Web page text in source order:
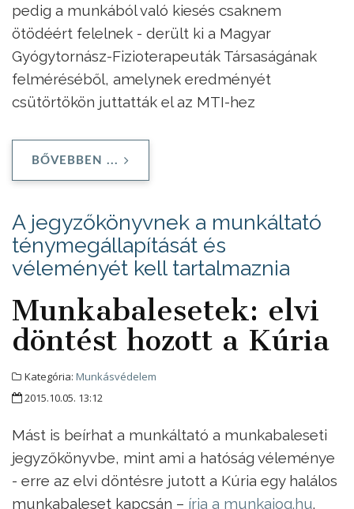
pedig a munkából való kiesés csaknem
ötödéért felelnek - derült ki a Magyar
Gyógytornász-Fizioterapeuták Társaságának
felméréséből, amelynek eredményét
csütörtökön juttatták el az MTI-hez
BŐVEBBEN ...
A jegyzőkönyvnek a munkáltató
ténymegállapítását és
véleményét kell tartalmaznia
Munkabalesetek: elvi
döntést hozott a Kúria
Kategória: Munkásvédelem
2015.10.05. 13:12
Mást is beírhat a munkáltató a munkabaleseti
jegyzőkönyvbe, mint ami a hatóság véleménye
- erre az elvi döntésre jutott a Kúria egy halálos
munkabaleset kapcsán – írja a munkajog.hu.